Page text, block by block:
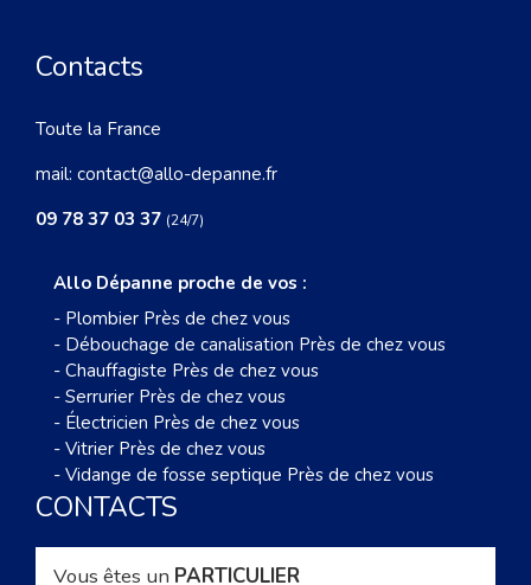
Contacts
Toute la France
mail: contact@allo-depanne.fr
09 78 37 03 37 (24/7)
Allo Dépanne proche de vos :
- Plombier Près de chez vous
- Débouchage de canalisation Près de chez vous
- Chauffagiste Près de chez vous
- Serrurier Près de chez vous
- Électricien Près de chez vous
- Vitrier Près de chez vous
- Vidange de fosse septique Près de chez vous
CONTACTS
Vous êtes un PARTICULIER